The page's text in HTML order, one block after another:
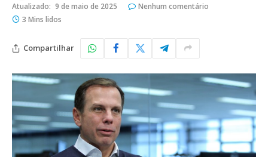
Atualizado: 9 de maio de 2025
Nenhum comentário
3 Mins lidos
Compartilhar